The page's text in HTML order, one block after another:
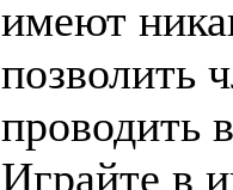
имеют
позволить
проводить
Играйте в